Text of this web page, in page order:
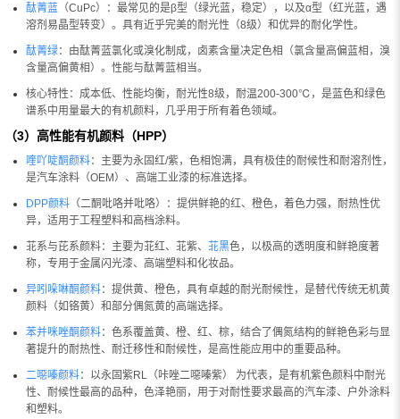
酞菁蓝 （CuPc）：最常见的是β型（绿光蓝，稳定），以及α型（红光蓝，遇
溶剂易晶型转变）。具有近乎完美的耐光性（8级）和优异的耐化学性。
酞菁绿：由酞菁蓝氯化或溴化制成，卤素含量决定色相（氯含量高偏蓝相，溴
含量高偏黄相）。性能与酞菁蓝相当。
核心特性：成本低、性能均衡，耐光性8级，耐温200-300℃，是蓝色和绿色
谱系中用量最大的有机颜料，几乎用于所有着色领域。
（3）高性能有机颜料（HPP）
喹吖啶酮颜料：主要为永固红/紫，色相饱满，具有极佳的耐候性和耐溶剂性，
是汽车涂料（OEM）、高端工业漆的标准选择。
DPP颜料 （二酮吡咯并吡咯）：提供鲜艳的红、橙色，着色力强，耐热性优
异，适用于工程塑料和高档涂料。
苝系与芘系颜料：主要为苝红、苝紫、 苝黑色，以极高的透明度和鲜艳度著
称，专用于金属闪光漆、高端塑料和化妆品。
异吲哚啉酮颜料：提供黄、橙色，具有卓越的耐光耐候性，是替代传统无机黄
颜料（如铬黄）和部分偶氮黄的高端选择。
苯并咪唑酮颜料：色系覆盖黄、橙、红、棕，结合了偶氮结构的鲜艳色彩与显
著提升的耐热性、耐迁移性和耐候性，是高性能应用中的重要品种。
二噁嗪颜料：以永固紫RL（咔唑二噁嗪紫） 为代表，是有机紫色颜料中耐光
性、耐候性最高的品种，色泽艳丽，用于对耐性要求最高的汽车漆、户外涂料
和塑料。